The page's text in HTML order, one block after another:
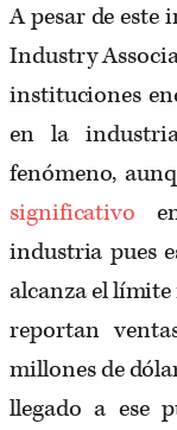
A pesar de este
Industry
instituciones
en la
fenómeno,
significativo
industria pues
alcanza el
reportan
millones de
llegado a ese